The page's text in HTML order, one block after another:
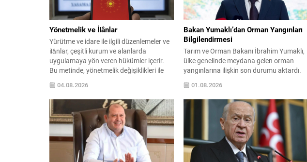
Yönetmelik ve İlânlar
Yürütme ve idare ile ilgili düzenlemeler ve
ilânlar, çeşitli kurum ve alanlarda
uygulamaya yön veren hükümler içerir.
Bu metinde, yönetmelik değişiklikleri ile
ilân türleri sade ve akıcı bir dille yeniden
düzenlenmiştir. Belirtilen
yönetmeliklerdeki değişiklikler, kamu
personelinin görev ve unvan
düzenlemelerinden, su havzalarının
korunmasına; tarım arazilerinin
kullanımından raylı sistemler sanayiine
04.08.2026
Bakan Yumaklı’dan Orman Yangınları
Bilgilendirmesi
Tarım ve Orman Bakanı İbrahim Yumaklı,
ülke genelinde meydana gelen orman
yangınlarına ilişkin son durumu aktardı.
Yetkililer, yangın söndürme çalışmalarının
yoğun şekilde sürdüğünü ve büyük
kısmının kontrol altına alındığını belirtiyor.
Bakan Yumaklı açıklamasında, toplam
260 yangının çıktığını, bunlardan 258’inin
kontrol altına alındığını açıkladı. Halen iki
yangının devam ettiği ve şu...
01.08.2026